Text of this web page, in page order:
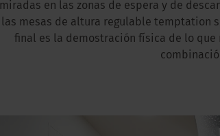
miradas en las zonas de espera y de
las mesas de altura regulable temptation
final es la demostración física de lo que